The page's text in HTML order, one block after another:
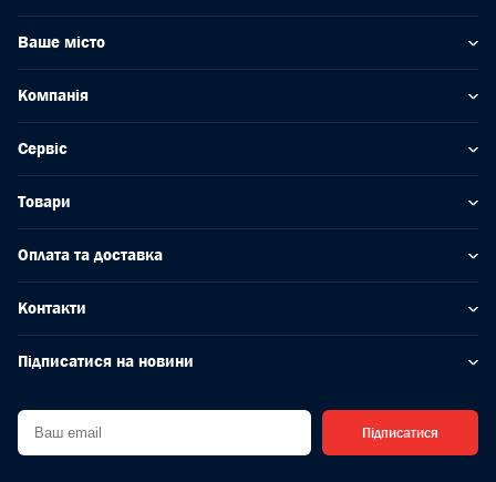
Ваше місто
Компанія
Сервіс
Товари
Оплата та доставка
Контакти
Підписатися на новини
Підписатися